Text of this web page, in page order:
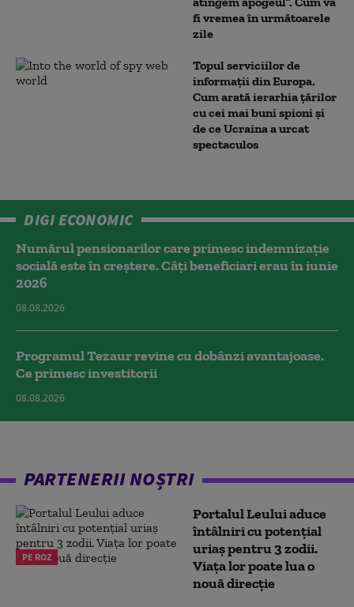
fi vremea în următoarele
zile
Topul serviciilor de
informații din Europa.
Cum arată ierarhia țărilor
cu cei mai buni spioni și
de ce Ucraina a urcat
spectaculos
DIGI ECONOMIC
Numărul pensionarilor care primesc indemnizaţie
socială este în creștere. Câți beneficiari erau în iunie
2026
08.08.2026
Programul Tezaur revine cu dobânzi avantajoase.
Ce primesc investitorii
08.08.2026
PARTENERII NOȘTRI
PE ROZ
Portalul Leului aduce
întâlniri cu potențial
uriaș pentru 3 zodii.
Viața lor poate lua o
nouă direcție